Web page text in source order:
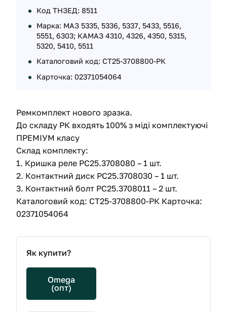
Код ТНЗЕД: 8511
Марка: МАЗ 5335, 5336, 5337, 5433, 5516,
5551, 6303; КАМАЗ 4310, 4326, 4350, 5315,
5320, 5410, 5511
Каталоговий код: СТ25-3708800-РК
Карточка: 02371054064
Ремкомплект нового зразка.
До складу РК входять 100% з міді комплектуючі
ПРЕМІУМ класу
Склад комплекту:
1. Кришка реле РС25.3708080 – 1 шт.
2. Контактний диск РС25.3708030 – 1 шт.
3. Контактний болт РС25.3708011 – 2 шт.
Каталоговий код: СТ25-3708800-РК Карточка:
02371054064
Як купити?
Omega
(опт)